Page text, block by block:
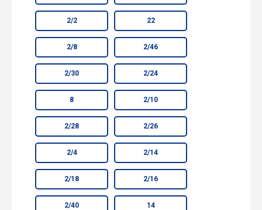
2/2 22
2/8 2/46
2/30 2/24
8 2/10
2/28 2/26
2/4 2/14
2/18 2/16
2/40 14